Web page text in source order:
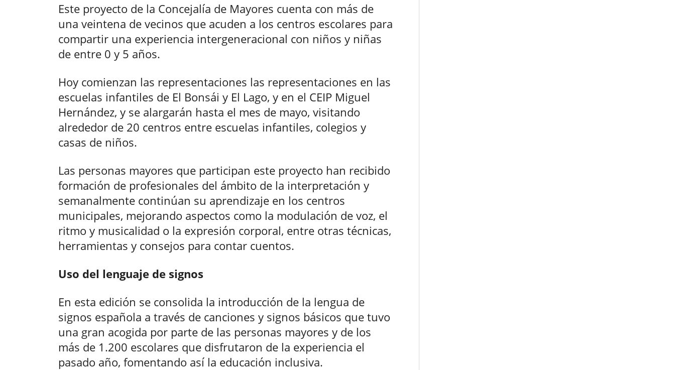
Este proyecto de la Concejalía de Mayores cuenta con más de
una veintena de vecinos que acuden a los centros escolares para
compartir una experiencia intergeneracional con niños y niñas
de entre 0 y 5 años.
Hoy comienzan las representaciones las representaciones en las
escuelas infantiles de El Bonsái y El Lago, y en el CEIP Miguel
Hernández, y se alargarán hasta el mes de mayo, visitando
alrededor de 20 centros entre escuelas infantiles, colegios y
casas de niños.
Las personas mayores que participan este proyecto han recibido
formación de profesionales del ámbito de la interpretación y
semanalmente continúan su aprendizaje en los centros
municipales, mejorando aspectos como la modulación de voz, el
ritmo y musicalidad o la expresión corporal, entre otras técnicas,
herramientas y consejos para contar cuentos.
Uso del lenguaje de signos
En esta edición se consolida la introducción de la lengua de
signos española a través de canciones y signos básicos que tuvo
una gran acogida por parte de las personas mayores y de los
más de 1.200 escolares que disfrutaron de la experiencia el
pasado año, fomentando así la educación inclusiva.